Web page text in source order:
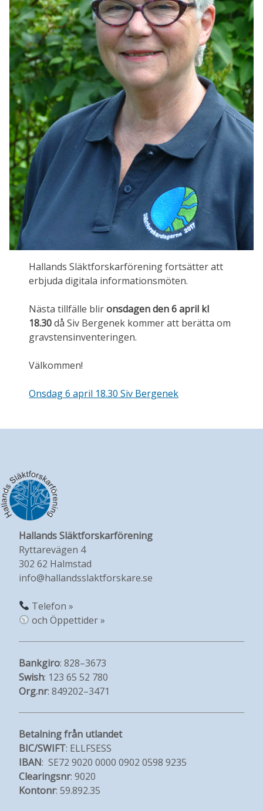
Hallands Släktforskarförening fortsätter att
erbjuda digitala informationsmöten.
Nästa tillfälle blironsdagen den 6 april kl
18.30då Siv Bergenek kommer att berätta om
gravstensinventeringen.
Välkommen!
Onsdag 6 april 18.30 Siv Bergenek
Hallands Släktforskarförening
Ryttarevägen 4
302 62 Halmstad
info@hallandsslaktforskare.se
Telefon »
och Öppettider »
Bankgiro: 828–3673
Swish: 123 65 52 780
Org.nr: 849202–3471
Betalning från utlandet
BIC/SWIFT: ELLFSESS
IBAN: SE72 9020 0000 0902 0598 9235
Clearingsnr: 9020
Kontonr: 59.892.35